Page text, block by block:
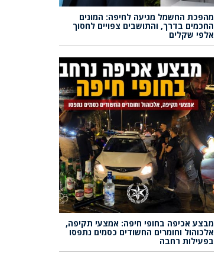
מהפכת החשמל מגיעה לחיפה: המונים
החכמים בדרך, והתושבים צפויים לחסוך
אלפי שקלים
מבצע אכיפה בחופי חיפה: אמצעי תקיפה,
אלכוהול וחומרים החשודים כסמים נתפסו
בפעילות רחבה